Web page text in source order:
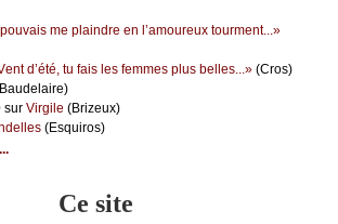
mе plаindrе еn l’аmоurеuх tоurmеnt...»
d’été, tu fаis lеs fеmmеs plus bеllеs...» (Сrоs)
sur Virgilе (Βrizеuх)
(Εsquirоs)
Ce site